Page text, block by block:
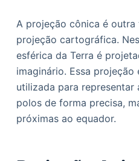
A projeção cônica é
projeção cartográfica.
esférica da Terra é
imaginário. Essa projeção
utilizada para representar
polos de forma precisa,
próximas ao equador.